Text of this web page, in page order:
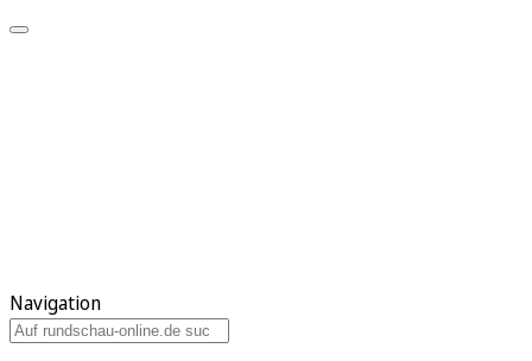
Navigation